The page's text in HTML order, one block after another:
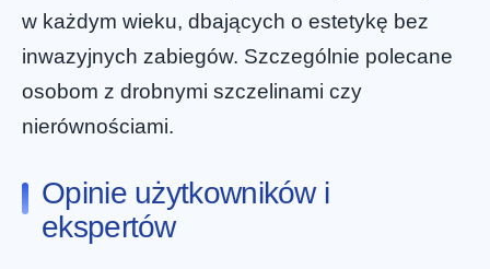
w każdym wieku, dbających o estetykę bez
inwazyjnych zabiegów. Szczególnie polecane
osobom z drobnymi szczelinami czy
nierównościami.
Opinie użytkowników i
ekspertów